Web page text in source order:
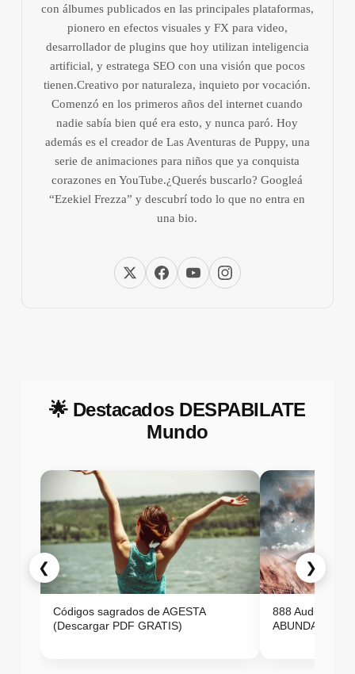
con álbumes publicados en las principales plataformas,
pionero en efectos visuales y FX para video,
desarrollador de plugins que hoy utilizan inteligencia
artificial, y estratega SEO con una visión que pocos
tienen.Creativo por naturaleza, inquieto por vocación.
Comenzó en los primeros años del internet cuando
nadie sabía bien qué era esto, y nunca paró. Hoy
además es el creador de Las Aventuras de Puppy, una
serie de animaciones para niños que ya conquista
corazones en YouTube.¿Querés buscarlo? Googleá
“Ezekiel Frezza” y descubrí todo lo que no entra en
una bio.
🌟 Destacados DESPABILATE
Mundo
❮
Códigos sagrados de AGESTA
(Descargar PDF GRATIS)
888 Audio
ABUNDANCIA
❯